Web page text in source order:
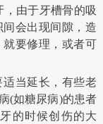
由于牙槽骨的吸
会出现间隙，造
要修理，或者可
当延长，有些老
(如糖尿病)的患者
的时候创伤的大